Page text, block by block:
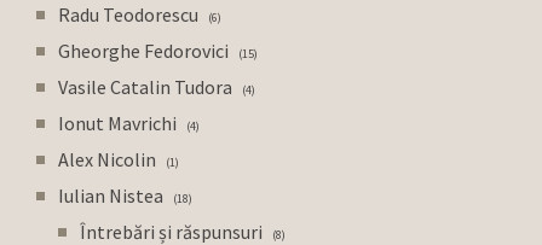
Radu Teodorescu 6
Gheorghe Fedorovici 15
Vasile Catalin Tudora 4
Ionut Mavrichi 4
Alex Nicolin 1
Iulian Nistea 18
Întrebări și răspunsuri 8